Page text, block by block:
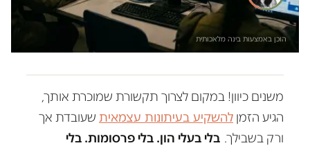
הוכן באמצעות בינה מלאכותית
משנים כיוון! במקום לצרוך תקשורת שמוכרת אותך,
הגיע הזמן להשקיע בעיתונות עצמאית שעובדת אך
ורק בשבילך. בלי בעלי הון. בלי פרסומות. בלי